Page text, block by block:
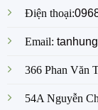
Điện thoại:
Email:
366 Phan Văn
54A Nguyễn